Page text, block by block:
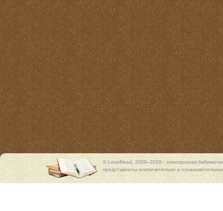
© LoveRead, 2009–2026 - электронная
представлены исключительно в